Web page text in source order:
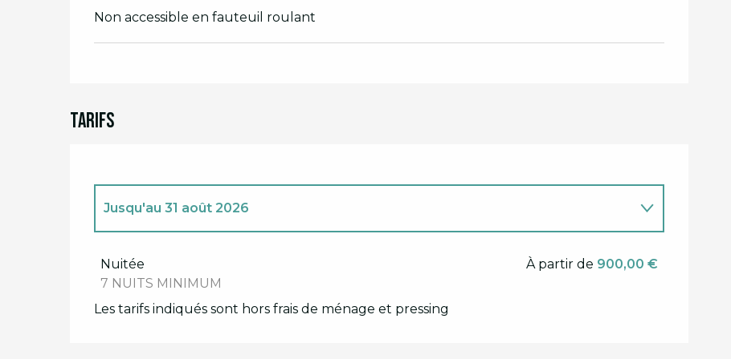
Non accessible en fauteuil roulant
Tarifs
Du 5 janvier 2026
Du 1 avril 2026 31 mai 2026
Jusqu'au 31 août 2026
Nuitée
7 NUITS MINIMUM
À partir de 900,00 €
Les tarifs indiqués sont hors frais de ménage et pressing